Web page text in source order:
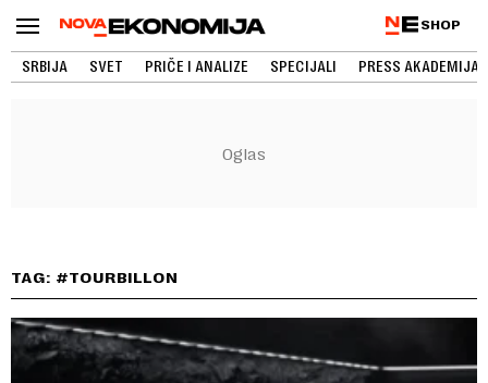
SHOP
SRBIJA SVET PRIČE I ANALIZE SPECIJALI PRESS AKADEMIJA
TAG: #TOURBILLON